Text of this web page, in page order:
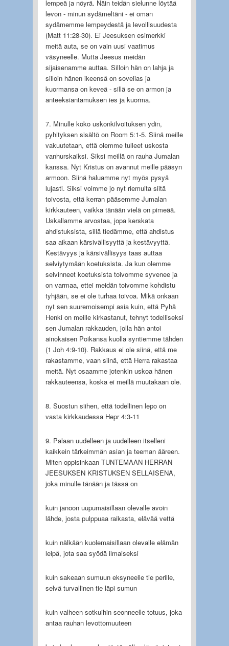
lempeä ja nöyrä. Näin teidän sielunne löytää
levon - minun sydämeltäni - ei oman
sydämemme lempeydestä ja levollisuudesta
(Matt 11:28-30). Ei Jeesuksen esimerkki
meitä auta, se on vain uusi vaatimus
väsyneelle. Mutta Jeesus meidän
sijaisenamme auttaa. Silloin hän on lahja ja
silloin hänen ikeensä on sovelias ja
kuormansa on keveä - sillä se on armon ja
anteeksiantamuksen ies ja kuorma.
7. Minulle koko uskonkilvoituksen ydin,
pyhityksen sisältö on Room 5:1-5. Siinä meille
vakuutetaan, että olemme tulleet uskosta
vanhurskaiksi. Siksi meillä on rauha Jumalan
kanssa. Nyt Kristus on avannut meille pääsyn
armoon. Siinä haluamme nyt myös pysyä
lujasti. Siksi voimme jo nyt riemuita siitä
toivosta, että kerran pääsemme Jumalan
kirkkauteen, vaikka tänään vielä on pimeää.
Uskallamme arvostaa, jopa kerskata
ahdistuksista, sillä tiedämme, että ahdistus
saa aikaan kärsivällisyyttä ja kestävyyttä.
Kestävyys ja kärsivällisyys taas auttaa
selviytymään koetuksista. Ja kun olemme
selvinneet koetuksista toivomme syvenee ja
on varmaa, ettei meidän toivomme kohdistu
tyhjään, se ei ole turhaa toivoa. Mikä onkaan
nyt sen suuremoisempi asia kuin, että Pyhä
Henki on meille kirkastanut, tehnyt todelliseksi
sen Jumalan rakkauden, jolla hän antoi
ainokaisen Poikansa kuolla syntiemme tähden
(1 Joh 4:9-10). Rakkaus ei ole siinä, että me
rakastamme, vaan siinä, että Herra rakastaa
meitä. Nyt osaamme jotenkin uskoa hänen
rakkauteensa, koska ei meillä muutakaan ole.
8. Suostun siihen, että todellinen lepo on
vasta kirkkaudessa Hepr 4:3-11
9. Palaan uudelleen ja uudelleen itselleni
kaikkein tärkeimmän asian ja teeman ääreen.
Miten oppisinkaan TUNTEMAAN HERRAN
JEESUKSEN KRISTUKSEN SELLAISENA,
joka minulle tänään ja tässä on
kuin janoon uupumaisillaan olevalle avoin
lähde, josta pulppuaa raikasta, elävää vettä
kuin nälkään kuolemaisillaan olevalle elämän
leipä, jota saa syödä ilmaiseksi
kuin sakeaan sumuun eksyneelle tie perille,
selvä turvallinen tie läpi sumun
kuin valheen sotkuihin seonneelle totuus, joka
antaa rauhan levottomuuteen